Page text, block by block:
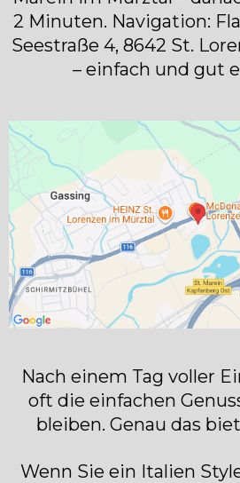
2 Minuten. Navigation:
Seestraße 4, 8642 St.
– einfach und gut
Nach einem Tag voller
oft die einfachen
bleiben. Genau das
Wenn Sie ein Italien